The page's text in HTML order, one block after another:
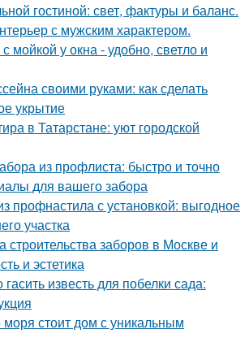
гостиной: свет, фактуры и баланс.
с мужским характером.
мойкой у окна - удобно, светло и
своими руками: как сделать
укрытие
в Татарстане: уют городской
из профлиста: быстро и точно
для вашего забора
профнастила с установкой: выгодное
участка
заборов в Москве и
и эстетика
известь для побелки сада:
моря стоит дом с уникальным